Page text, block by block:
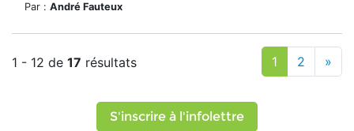
Par : André Fauteux
1 - 12 de 17 résultats 1 2 »
S'inscrire à l'infolettre